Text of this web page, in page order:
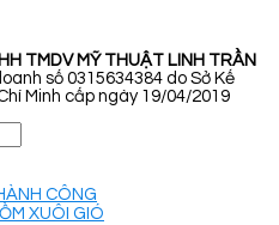
TMDV MỸ THUẬT LINH TRẦN
số 0315634384 do Sở Kế
Minh cấp ngày 19/04/2019
CÔNG
XUÔI GIÓ